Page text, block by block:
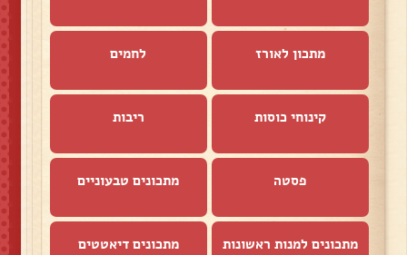
מתכון לאורז לחמים
קינוחי כוסות ריבות
פסטה מתכונים טבעוניים
מתכונים למנות ראשונות מתכונים דיאטטים